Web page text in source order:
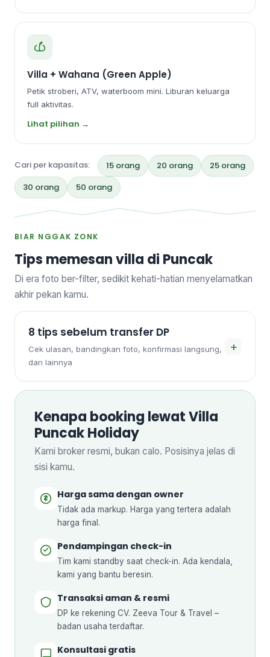
Villa + Wahana (Green Apple)
Petik stroberi, ATV, waterboom mini. Liburan keluarga
full aktivitas.
Lihat pilihan →
Cari per kapasitas: 15 orang 20 orang
25 orang
30 orang
50 orang
BIAR NGGAK ZONK
Tips memesan villa di Puncak
Di era foto ber-filter, sedikit kehati-hatian menyelamatkan
akhir pekan kamu.
8 tips sebelum transfer DP
Cek ulasan, bandingkan foto, konfirmasi langsung,
dan lainnya
+
Kenapa booking lewat Villa
Puncak Holiday
Kami broker resmi, bukan calo. Posisinya jelas di
sisi kamu.
Harga sama dengan owner
Tidak ada markup. Harga yang tertera adalah
harga final.
Pendampingan check-in
Tim kami standby saat check-in. Ada kendala,
kami yang bantu beresin.
Transaksi aman & resmi
DP ke rekening CV. Zeeva Tour & Travel –
badan usaha terdaftar.
Konsultasi gratis